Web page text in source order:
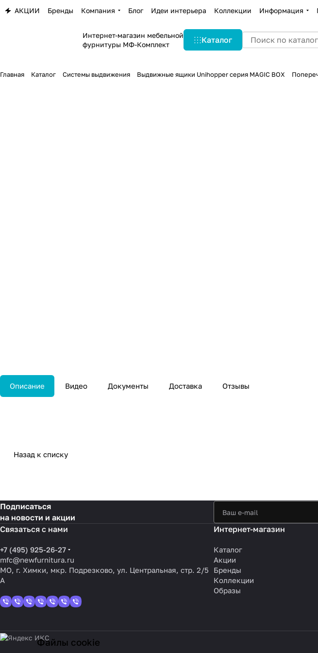
АКЦИИ Бренды Компания Блог Идеи интерьера Коллекции Информация
Интернет-магазин мебельной
фурнитуры МФ-Комплект
Каталог
Главная Каталог Системы выдвижения Выдвижные ящики Unihopper серия MAGIC BOX
Описание Видео Документы Доставка Отзывы
Назад к списку
Подписаться
на новости и акции
Связаться с нами
+7 (495) 925-26-27
mfc@newfurnitura.ru
МО, г. Химки, мкр. Подрезково, ул. Центральная, стр. 2/5
А
Интернет-магазин
Каталог
Акции
Бренды
Коллекции
Образы
Файлы cookie